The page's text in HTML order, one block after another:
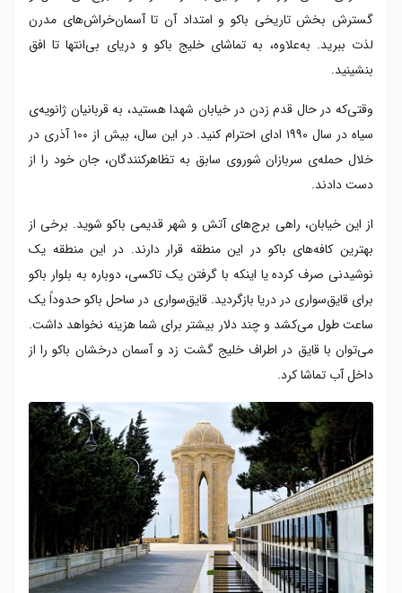
گسترش بخش تاریخی باکو و امتداد آن تا آسمان‌خراش‌های مدرن
لذت ببرید. به‌علاوه، به تماشای خلیج باکو و دریای بی‌انتها تا افق
بنشینید.
وقتی‌که در حال قدم زدن در خیابان شهدا هستید، به قربانیان ژانویه‌ی
سیاه در سال ۱۹۹۰ ادای احترام کنید. در این سال، بیش از ۱۰۰ آذری در
خلال حمله‌ی سربازان شوروی سابق به تظاهرکنندگان، جان خود را از
دست دادند.
از این خیابان، راهی برج‌های آتش و شهر قدیمی باکو شوید. برخی از
بهترین کافه‌های باکو در این منطقه قرار دارند. در این منطقه یک
نوشیدنی صرف کرده یا اینکه با گرفتن یک تاکسی، دوباره به بلوار باکو
برای قایق‌سواری در دریا بازگردید. قایق‌سواری در ساحل باکو حدوداً یک
ساعت طول می‌کشد و چند دلار بیشتر برای شما هزینه نخواهد داشت.
می‌توان با قایق در اطراف خلیج گشت زد و آسمان درخشان باکو را از
داخل آب تماشا کرد.